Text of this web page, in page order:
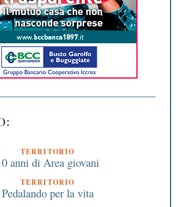
TERRITORIO
anni di Area giovani
TERRITORIO
Pedalando per la vita